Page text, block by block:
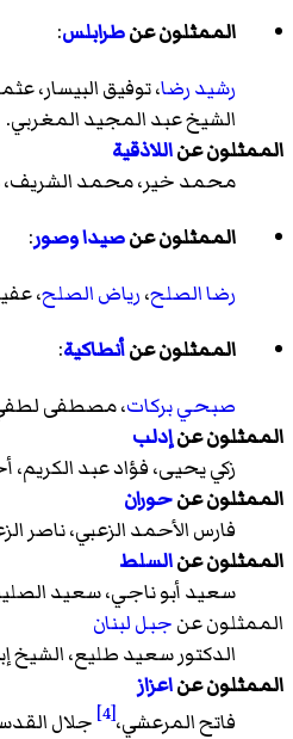
الممثلون عنطرابلس:
رشيد رضا، توفيق البيسار،
الشيخ عبد المجيد المغربي.
الممثلون عناللاذقية
محمد خير، محمد الشريف،
الممثلون عنصيداوصور:
رضا الصلح،رياض الصلح،
الممثلون عنأنطاكية:
صبحي بركات، مصطفى لطفي
الممثلون عنإدلب
زكي يحيى، فؤاد عبد
الممثلون عنحوران
فارس الأحمد الزعبي، ناصر
الممثلون عنالسلط
سعيد أبو ناجي، سعيد
الممثلون عنجبل لبنان
الدكتور سعيد طليع، الشيخ
الممثلون عناعزاز
فاتح المرعشي،[4]
جلال